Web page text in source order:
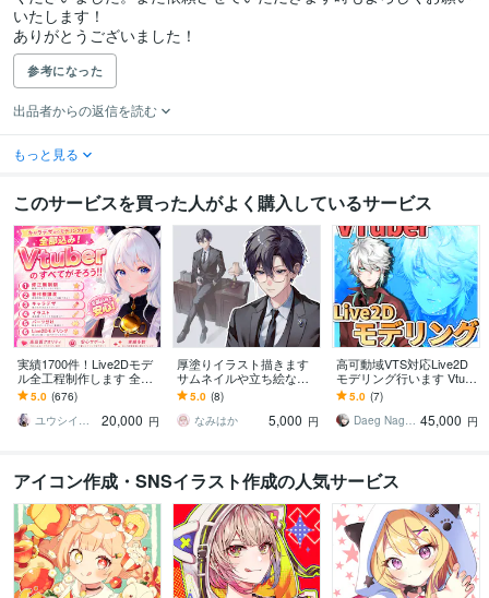
いたします！
ありがとうございました！
参考になった
出品者からの返信を読む
もっと見る
このサービスを買った人がよく購入しているサービス
実績1700件！Live2Dモデ
ル全工程制作します 全工
程完結｜修正無制限｜著
作権譲渡込｜初心者も安
心
5.0 (676)
ユウシイ＠Vtuber制作
20,000 円
厚塗りイラスト描きます
サムネイルや立ち絵など
幅広い用途に♪
5.0 (8)
なみはか
5,000 円
高可動域VTS対応Live2D
モデリング行います Vtube
r活動等を初めての方に！
正確丁寧な作業をいたし
ます
5.0 (7)
Daeg Nagatsuki 45,000 円
アイコン作成・SNSイラスト作成の人気サービス